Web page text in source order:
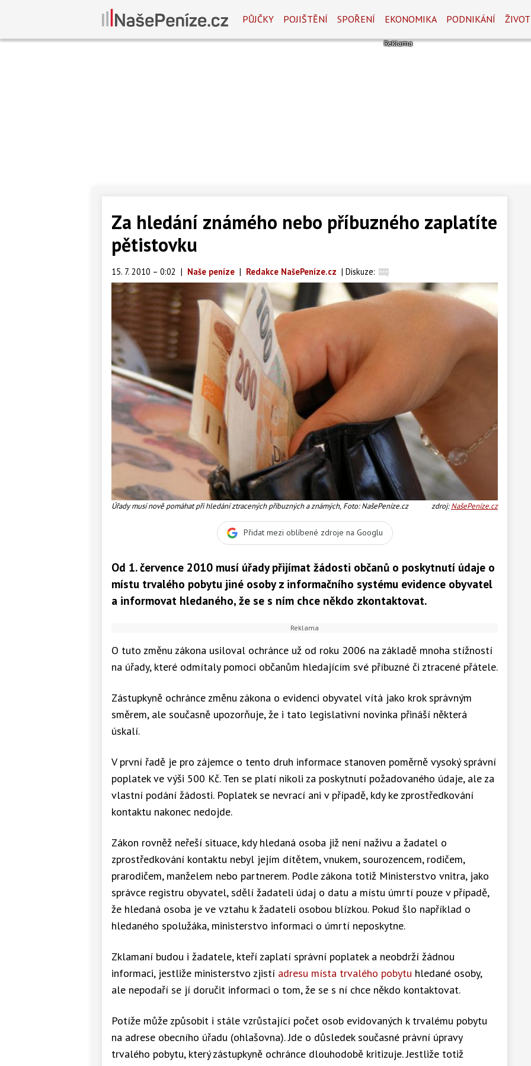
PŮJČKY POJIŠTĚNÍ SPOŘENÍ EKONOMIKA PODNIKÁNÍ
Za hledání známého nebo příbuzného zaplatíte
pětistovku
15. 7. 2010 – 0:02 | Naše peníze | Redakce NašePeníze.cz | Diskuze:
Úřady musí nově pomáhat při hledání ztracených příbuzných a známých, Foto: NašePeníze.cz zdroj:NašePeníze.cz
Přidat mezi oblíbené zdroje na Googlu
Od 1. července 2010 musí úřady přijímat žádosti občanů o poskytnutí údaje o
místu trvalého pobytu jiné osoby z informačního systému evidence obyvatel
a informovat hledaného, že se s ním chce někdo zkontaktovat.
O tuto změnu zákona usiloval ochránce už od roku 2006 na základě mnoha stížností
na úřady, které odmítaly pomoci občanům hledajícím své příbuzné či ztracené přátele.
Zástupkyně ochránce změnu zákona o evidenci obyvatel vítá jako krok správným
směrem, ale současně upozorňuje, že i tato legislativní novinka přináší některá
úskalí.
V první řadě je pro zájemce o tento druh informace stanoven poměrně vysoký správní
poplatek ve výši 500 Kč. Ten se platí nikoli za poskytnutí požadovaného údaje, ale za
vlastní podání žádosti. Poplatek se nevrací ani v případě, kdy ke zprostředkování
kontaktu nakonec nedojde.
Zákon rovněž neřeší situace, kdy hledaná osoba již není naživu a žadatel o
zprostředkování kontaktu nebyl jejím dítětem, vnukem, sourozencem, rodičem,
prarodičem, manželem nebo partnerem. Podle zákona totiž Ministerstvo vnitra, jako
správce registru obyvatel, sdělí žadateli údaj o datu a místu úmrtí pouze v případě,
že hledaná osoba je ve vztahu k žadateli osobou blízkou. Pokud šlo například o
hledaného spolužáka, ministerstvo informaci o úmrtí neposkytne.
Zklamaní budou i žadatele, kteří zaplatí správní poplatek a neobdrží žádnou
informaci, jestliže ministerstvo zjistí adresu místa trvalého pobytu hledané osoby,
ale nepodaří se jí doručit informaci o tom, že se s ní chce někdo kontaktovat.
Potíže může způsobit i stále vzrůstající počet osob evidovaných k trvalému pobytu
na adrese obecního úřadu (ohlašovna). Jde o důsledek současné právní úpravy
trvalého pobytu, který zástupkyně ochránce dlouhodobě kritizuje. Jestliže totiž